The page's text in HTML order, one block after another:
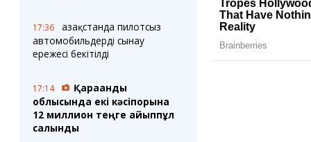
17:36
Қазақстанда пилотсыз
автомобильдерді сынау
ережесі бекітілді
17:14
Қарағанды
облысында екі кәсіпорынға
12 миллион теңге айыппұл
салынды